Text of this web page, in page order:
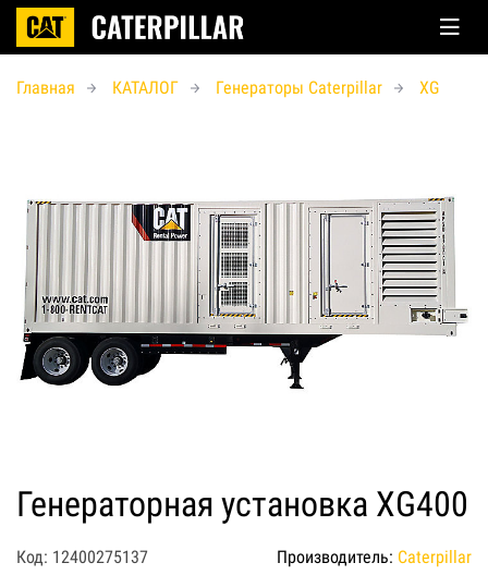
Главная КАТАЛОГ Генераторы Caterpillar XG
Генераторная установка XG400
Код: 12400275137 Производитель: Caterpillar